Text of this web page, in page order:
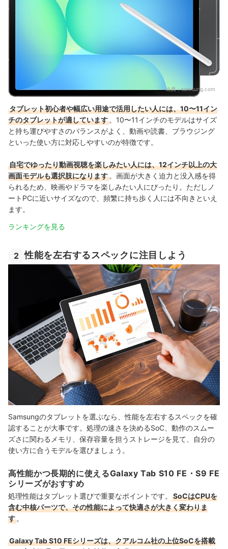
出典：samsung.com
タブレット初心者や幅広い用途で活用したい人には、10〜11イン
チのタブレットが適しています 。10〜11インチのモデルはサイズ
と持ち運びやすさのバランスがよく、動画や読書、ブラウジング
といった使い方に対応しやすいのが特徴です。
自宅でゆったり動画視聴を楽しみたい人には、12インチ以上の大
画面モデルも選択肢になります 。画面が大きく迫力と没入感を得
られるため、映画やドラマを楽しみたい人にぴったり。ただしノ
ートPCに近いサイズなので、頻繁に持ち歩く人には不向きといえ
ます。
ランキングを見る
2 性能を左右するスペックに注目しよう
Samsungのタブレットを選ぶなら、性能を左右するスペックを確
認することが大事です。処理の速さを決めるSoC、動作のスムー
ズさに関わるメモリ、保存容量を担うストレージを見て、自分の
使い方に合うモデルを選びましょう。
高性能かつ長期的に使えるGalaxy Tab S10 FE・S9 FE
シリーズがおすすめ
処理性能はタブレット選びで重要なポイントです。
SoCはCPUを
含む中核パーツで、その性能によって快適さが大きく変わりま
す 。
Galaxy Tab S10 FEシリーズは、クアルコム社の上位SoCを搭載